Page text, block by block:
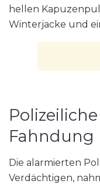
hellen
Winterjacke und
Fahndung
Die alarmierten
Verdächtigen,